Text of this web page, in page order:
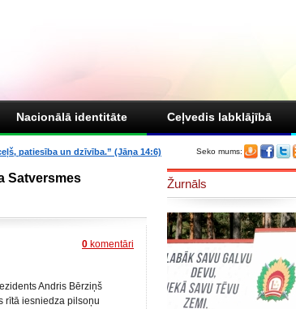
Nacionālā identitāte Ceļvedis labklājībā
Seko mums:
patiesība un dzīvība.” (Jāņa 14:6)
Satversmes
0 komentāri
Andris Bērziņš
rītā iesniedza pilsoņu
Žurnāls